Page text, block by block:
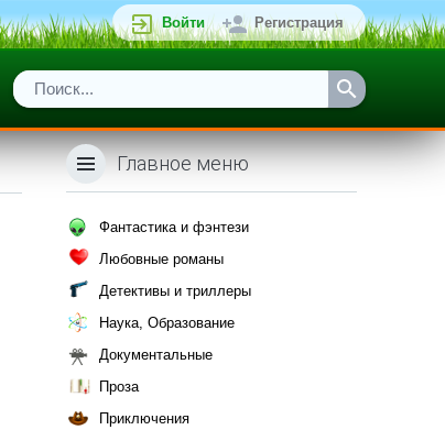
Войти Регистрация
Главное меню
Фантастика и фэнтези
Любовные романы
Детективы и триллеры
Наука, Образование
Документальные
Проза
Приключения